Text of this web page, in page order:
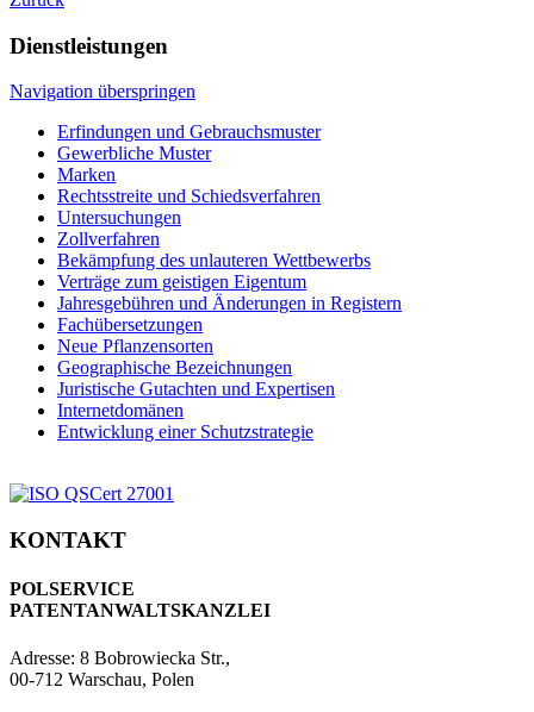
Dienstleistungen
Navigation überspringen
Erfindungen und Gebrauchsmuster
Gewerbliche Muster
Marken
Rechtsstreite und Schiedsverfahren
Untersuchungen
Zollverfahren
Bekämpfung des unlauteren Wettbewerbs
Verträge zum geistigen Eigentum
Jahresgebühren und Änderungen in Registern
Fachübersetzungen
Neue Pflanzensorten
Geographische Bezeichnungen
Juristische Gutachten und Expertisen
Internetdomänen
Entwicklung einer Schutzstrategie
KONTAKT
POLSERVICE
PATENTANWALTSKANZLEI
Adresse: 8 Bobrowiecka Str.,
00-712 Warschau, Polen